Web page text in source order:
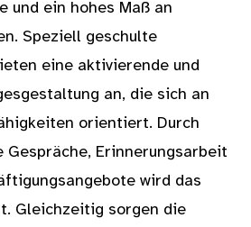
und ein hohes Maß an
Speziell geschulte
eine aktivierende und
an, die sich an
orientiert. Durch
Erinnerungsarbeit
wird das
Gleichzeitig sorgen die